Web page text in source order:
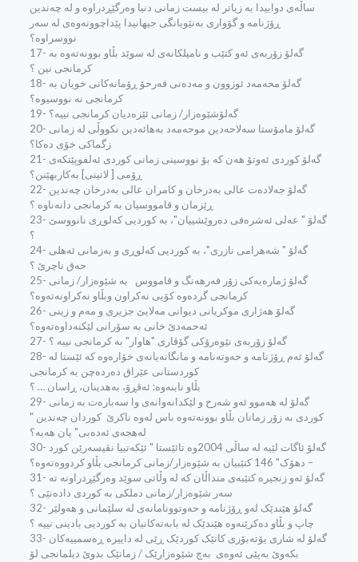
ساڵه‌ی دواییدا به‌ زیاتر له‌ بیست زمانی دنیا وه‌رگێڕدراوه‌ و له‌ چه‌ندین
ڕۆژنامه‌ و گۆواری به‌نێوبانگی جیهانیدا پێداچوونه‌وه‌ی له‌ سه‌ر
نووسراوه‌؟
17- گه‌لۆ زۆربه‌ی ئه‌و کتێب و نامیلکانه‌ی له‌ سوێد بڵاو بوونه‌ته‌وه‌ به‌
کرمانجی نین ؟
18- گه‌لۆ محه‌مه‌د ئوزوون و مه‌ده‌نی فه‌رحۆ ڕۆمانه‌کانی خویان به‌
کرمانجی نه‌ نووسیوه‌؟
19- گه‌لۆشێوه‌زار/ زمانی ئێزه‌دیان کرمانجی نییه‌؟
20- گه‌لۆ مامۆستا سه‌لاحه‌دین موحه‌مه‌د به‌هائه‌دین نکووڵی له‌ زمانی
زگماکی خۆی ده‌کا؟
21- گه‌لۆ کوردی ئه‌وتۆ هه‌ن که‌ بۆ نووسینی زمانی کوردی ئه‌لفوپێتکه‌ی
ڕۆمی [ لاتینی] به‌کاربهێنن؟
22- گه‌لۆ جه‌لاده‌ت عالی به‌درخان و کامران عالی به‌درخان چه‌ندین
ڕێزمان و قامووسیان به‌ کرمانجی دانه‌ناوه‌ ؟
23- گه‌لۆ " عه‌لی ئه‌شره‌فی ده‌روێشییان"، به‌ کوردیی که‌لوڕی نانووسێ
؟
24- گه‌لۆ " شه‌هرامی نازری"، به‌ کوردیی که‌لوڕی و به‌زمانی ئه‌هلی
حه‌ق ناچرێ ؟
25- گه‌لۆ ژماره‌یه‌کی زۆر فه‌رهه‌نگ و قامووس ‌ ‌ به‌ شێوه‌زار/ زمانی
کرمانجی گرده‌وه‌ کۆیی نه‌کراون وبڵاو نه‌کراونه‌ته‌وه‌؟
26- گه‌لۆ هه‌ژاری موکریانی دیوانی مه‌لایێ جزیری و مه‌م و زینی
ئه‌حمه‌دێ خانی به‌ سۆرانی لێکنه‌داوه‌ته‌وه‌؟
27- گه‌لۆ زۆربه‌ی نێوه‌رۆکی گۆڤاری "هاوار" به‌ کرمانجی نییه‌ ‌؟
28- گه‌لۆ ئه‌م ڕۆژنامه‌ و حه‌وته‌نامه‌ و مانگانه‌یانه‌ی خۆاره‌وه‌ که‌ ئێستا له‌
کوردستانی عێراق ده‌رده‌چن به‌ کرمانجی
بڵاو نابنه‌وه‌: ئه‌ڤڕۆ، به‌هدینان، ڕاسان … ؟
29- گه‌لۆ له‌ هه‌موو ئه‌و شه‌رح و لێکدانه‌وانه‌ی وا سه‌باره‌ت به‌ زمانی
کوردی به‌ زۆر زمانان بڵاو بوونه‌ته‌وه‌ باس له‌وه‌ ناکرێ ‌ کوردان چه‌ندین "
له‌هجه‌ی ئه‌ده‌بی" یان هه‌یه‌؟
30- گه‌لۆ ئاگات لێیه‌ له‌ ساڵی 2004وه‌ تائێستا " ئێکه‌تییا نڤیسه‌رێن کورد
– دهۆک" 146 کتێبیان به‌ شێوه‌زار/زمانی کرمانجی بڵاو کردووه‌ته‌وه‌؟
31- گه‌لۆ ئه‌و زنجیره‌ کتێبه‌ی منداڵان که‌ له‌ وڵاتی سوێد وه‌رگێڕدراونه ته‌‌
سه‌ر شێوه‌زار/زمانی دملکی به‌ کوردی داده‌نێی ؟
32- گه‌لۆ هێندێک له‌و ڕۆژنامه‌ و حه‌وتوونامانه‌ی له‌ سلێمانی و هه‌ولێر
چاپ و بڵاو ده‌کرێنه‌وه‌ هێندێک له‌ بابه‌ته‌کانیان به‌ کوردیی بادینی نییه‌ ؟
33- گه‌لۆ له‌ شاری یۆته‌بۆری کاتێک کوردێک ڕێی له‌ داییره‌ ڕه‌سمییه‌کان
بکه‌وێ به‌پێی ئه‌وه‌ی ‌ به‌چ شێوه‌زارێک / زمانێک بدوێ دیلمانجی لۆ